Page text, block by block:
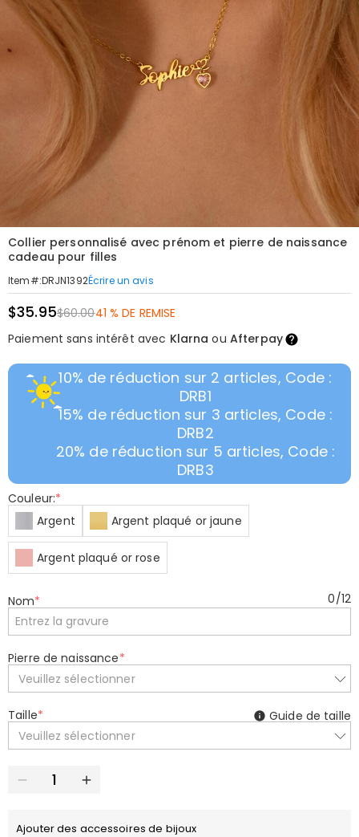
Collier personnalisé avec prénom et pierre de naissance
cadeau pour filles
Item#:DRJN1392Écrire un avis
$35.95$60.0041 % DE REMISE
Paiement sans intérêt avec Klarna ou Afterpay
10% de réduction sur 2 articles, Code :
DRB1
15% de réduction sur 3 articles, Code :
DRB2
20% de réduction sur 5 articles, Code :
DRB3
Couleur:*
Argent
Argent plaqué or jaune
Argent plaqué or rose
Nom* 0/12
Pierre de naissance*
Veuillez sélectionner
Taille*
Veuillez sélectionner
Guide de taille
Ajouter des accessoires de bijoux